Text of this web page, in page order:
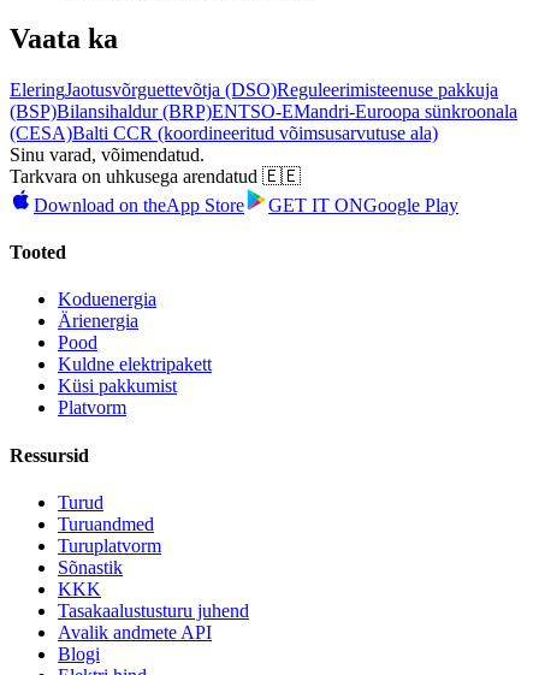
Vaata ka
EleringJaotusvõrguettevõtja (DSO)Reguleerimisteenuse pakkuja
(BSP)Bilansihaldur (BRP)ENTSO-EMandri-Euroopa sünkroonala
(CESA)Balti CCR (koordineeritud võimsusarvutuse ala)
Sinu varad, võimendatud.
Tarkvara on uhkusega arendatud 🇪🇪
Download on theApp Store GET IT ONGoogle Play
Tooted
Koduenergia
Ärienergia
Pood
Kuldne elektripakett
Küsi pakkumist
Platvorm
Ressursid
Turud
Turuandmed
Turuplatvorm
Sõnastik
KKK
Tasakaalustusturu juhend
Avalik andmete API
Blogi